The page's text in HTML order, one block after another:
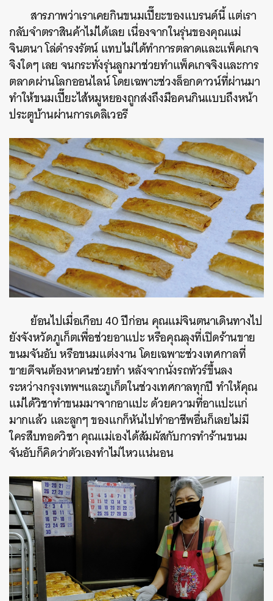
สารภาพว่าเราเคยกินขนมเปี๊ยะของแบรนด์นี้ แต่เรา
กลับจำตราสินค้าไม่ได้เลย เนื่องจากในรุ่นของคุณแม่
จินตนา โล่ดำรงรัตน์ แทบไม่ได้ทำการตลาดและแพ็คเกจ
จิงใดๆ เลย จนกระทั่งรุ่นลูกมาช่วยทำแพ็คเกจจิงและการ
ตลาดผ่านโลกออนไลน์ โดยเฉพาะช่วงล็อกดาวน์ที่ผ่านมา
ทำให้ขนมเปี๊ยะไส้หมูหยองถูกส่งถึงมือคนกินแบบถึงหน้า
ประตูบ้านผ่านการเดลิเวอรี
ย้อนไปเมื่อเกือบ 40 ปีก่อน คุณแม่จินตนาเดินทางไป
ยังจังหวัดภูเก็ตเพื่อช่วยอาแปะ หรือคุณลุงที่เปิดร้านขาย
ขนมจันอับ หรือขนมแต่งงาน โดยเฉพาะช่วงเทศกาลที่
ขายดีจนต้องหาคนช่วยทำ หลังจากนั่งรถทัวร์ขึ้นลง
ระหว่างกรุงเทพฯและภูเก็ตในช่วงเทศกาลทุกปี ทำให้คุณ
แม่ได้วิชาทำขนมมาจากอาแปะ ด้วยความที่อาแปะแก่
มากแล้ว และลูกๆ ของแกก็หันไปทำอาชีพอื่นก็เลยไม่มี
ใครสืบทอดวิชา คุณแม่เองได้สัมผัสกับการทำร้านขนม
จันอับก็คิดว่าตัวเองทำไม่ไหวแน่นอน